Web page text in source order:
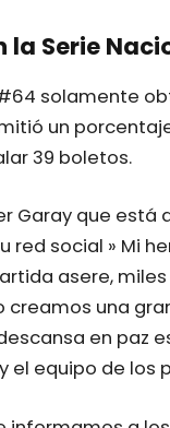
la Serie
solamente
un
39 boletos.
Garay que
red social » Mi
asere,
una
en paz
equipo de los